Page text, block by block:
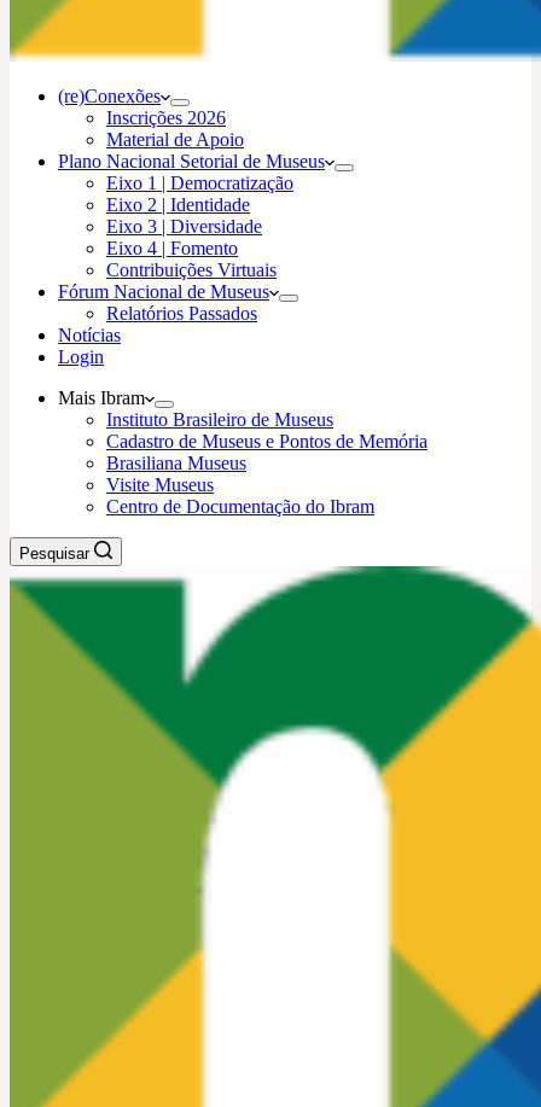
(re)Conexões
Inscrições 2026
Material de Apoio
Plano Nacional Setorial de Museus
Eixo 1 | Democratização
Eixo 2 | Identidade
Eixo 3 | Diversidade
Eixo 4 | Fomento
Contribuições Virtuais
Fórum Nacional de Museus
Relatórios Passados
Notícias
Login
Mais Ibram
Instituto Brasileiro de Museus
Cadastro de Museus e Pontos de Memória
Brasiliana Museus
Visite Museus
Centro de Documentação do Ibram
Pesquisar